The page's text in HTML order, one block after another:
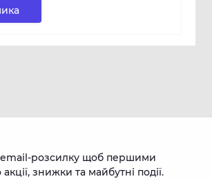
email-розсилку щоб першими
знижки та майбутні події.